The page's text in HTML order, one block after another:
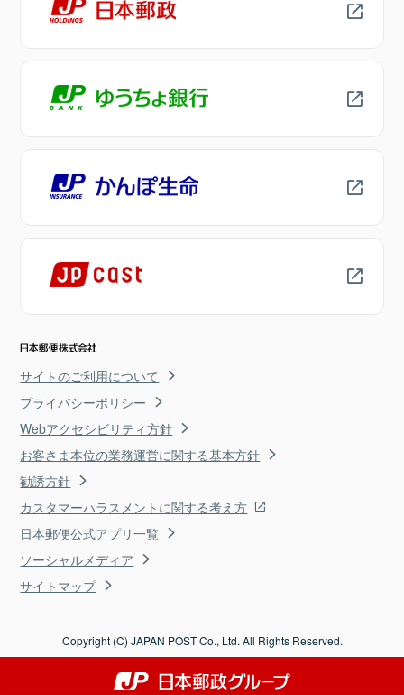
サイトのご利用について
プライバシーポリシー
Webアクセシビリティ方針
お客さま本位の業務運営に関する基本方針
勧誘方針
カスタマーハラスメントに関する考え方
日本郵便公式アプリ一覧
ソーシャルメディア
サイトマップ
Copyright (C) JAPAN POST Co., Ltd. All Rights Reserved.